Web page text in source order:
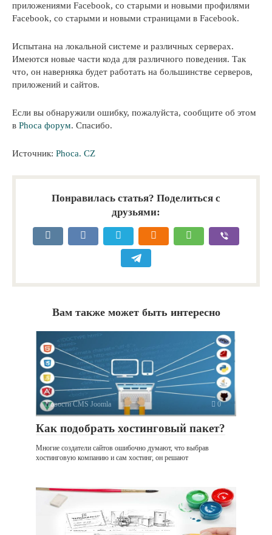
приложениями Facebook, со старыми и новыми профилями
Facebook, со старыми и новыми страницами в Facebook.
Испытана на локальной системе и различных серверах.
Имеются новые части кода для различного поведения. Так
что, он наверняка будет работать на большинстве серверов,
приложений и сайтов.
Если вы обнаружили ошибку, пожалуйста, сообщите об этом
в Phoca форум. Спасибо.
Источник: Phoca. CZ
Понравилась статья? Поделиться с
друзьями:
Вам также может быть интересно
Новости CMS Joomla 0
Как подобрать хостинговый пакет?
Многие создатели сайтов ошибочно думают, что выбрав
хостинговую компанию и сам хостинг, он решают